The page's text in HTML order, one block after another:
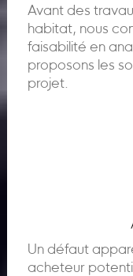
Avant des
habitat, nous
faisabilité en
proposons les
projet.
Un défaut
acheteur